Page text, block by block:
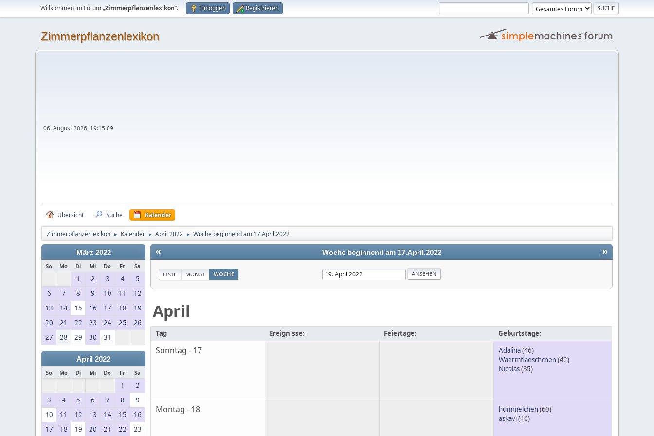
Willkommen im Forum „Zimmerpflanzenlexikon“. Einloggen Registrieren
Zimmerpflanzenlexikon
06. August 2026, 19:15:09
Übersicht Suche Kalender
Zimmerpflanzenlexikon ► Kalender ► April 2022 ► Woche beginnend am 17.April.2022
März 2022
So Mo Di Mi Do Fr Sa
1 2 3 4
5
6
7 8 9 10 11
12
13
14 15 16 17 18
19
20
21 22 23 24 25
26
27
28 29 30 31
April 2022
So Mo Di Mi Do Fr Sa
1
2
3
4 5 6 7 8
9
10
11 12 13 14 15
16
17
18 19 20 21 22
23
« »
Woche beginnend am 17.April.2022
LISTE MONAT WOCHE
April
Tag Ereignisse: Feiertage: Geburtstage:
Sonntag - 17 Adalina(46)
Waermflaeschchen(42)
Nicolas(35)
Montag - 18 hummelchen(60)
askavi(46)